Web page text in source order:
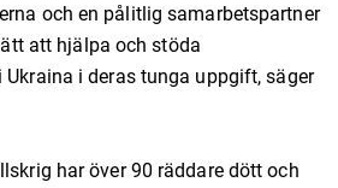
och en pålitlig samarbetspartner
att hjälpa och stöda
i deras tunga uppgift, säger
har över 90 räddare dött och